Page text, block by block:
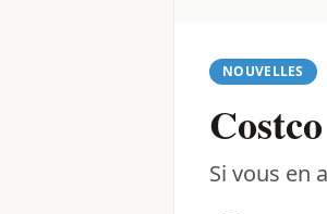
NOUVELLES
Si vous en